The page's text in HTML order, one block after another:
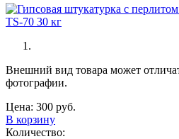
Внешний вид товара может
фотографии.
Цена: 300 руб.
В корзину
Количество: